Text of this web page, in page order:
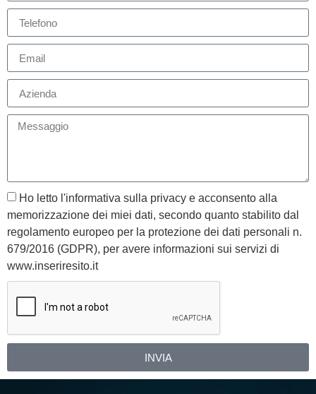
Ho letto l'informativa sulla privacy e acconsento alla
memorizzazione dei miei dati, secondo quanto stabilito dal
regolamento europeo per la protezione dei dati personali n.
679/2016 (GDPR), per avere informazioni sui servizi di
www.inseriresito.it
INVIA
Alternative: